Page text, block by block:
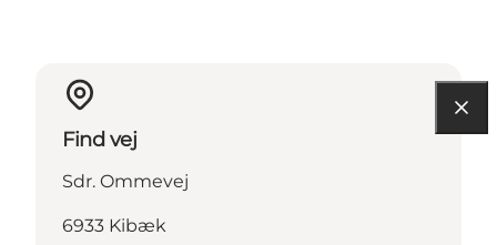
Find vej
Sdr. Ommevej
6933 Kibæk